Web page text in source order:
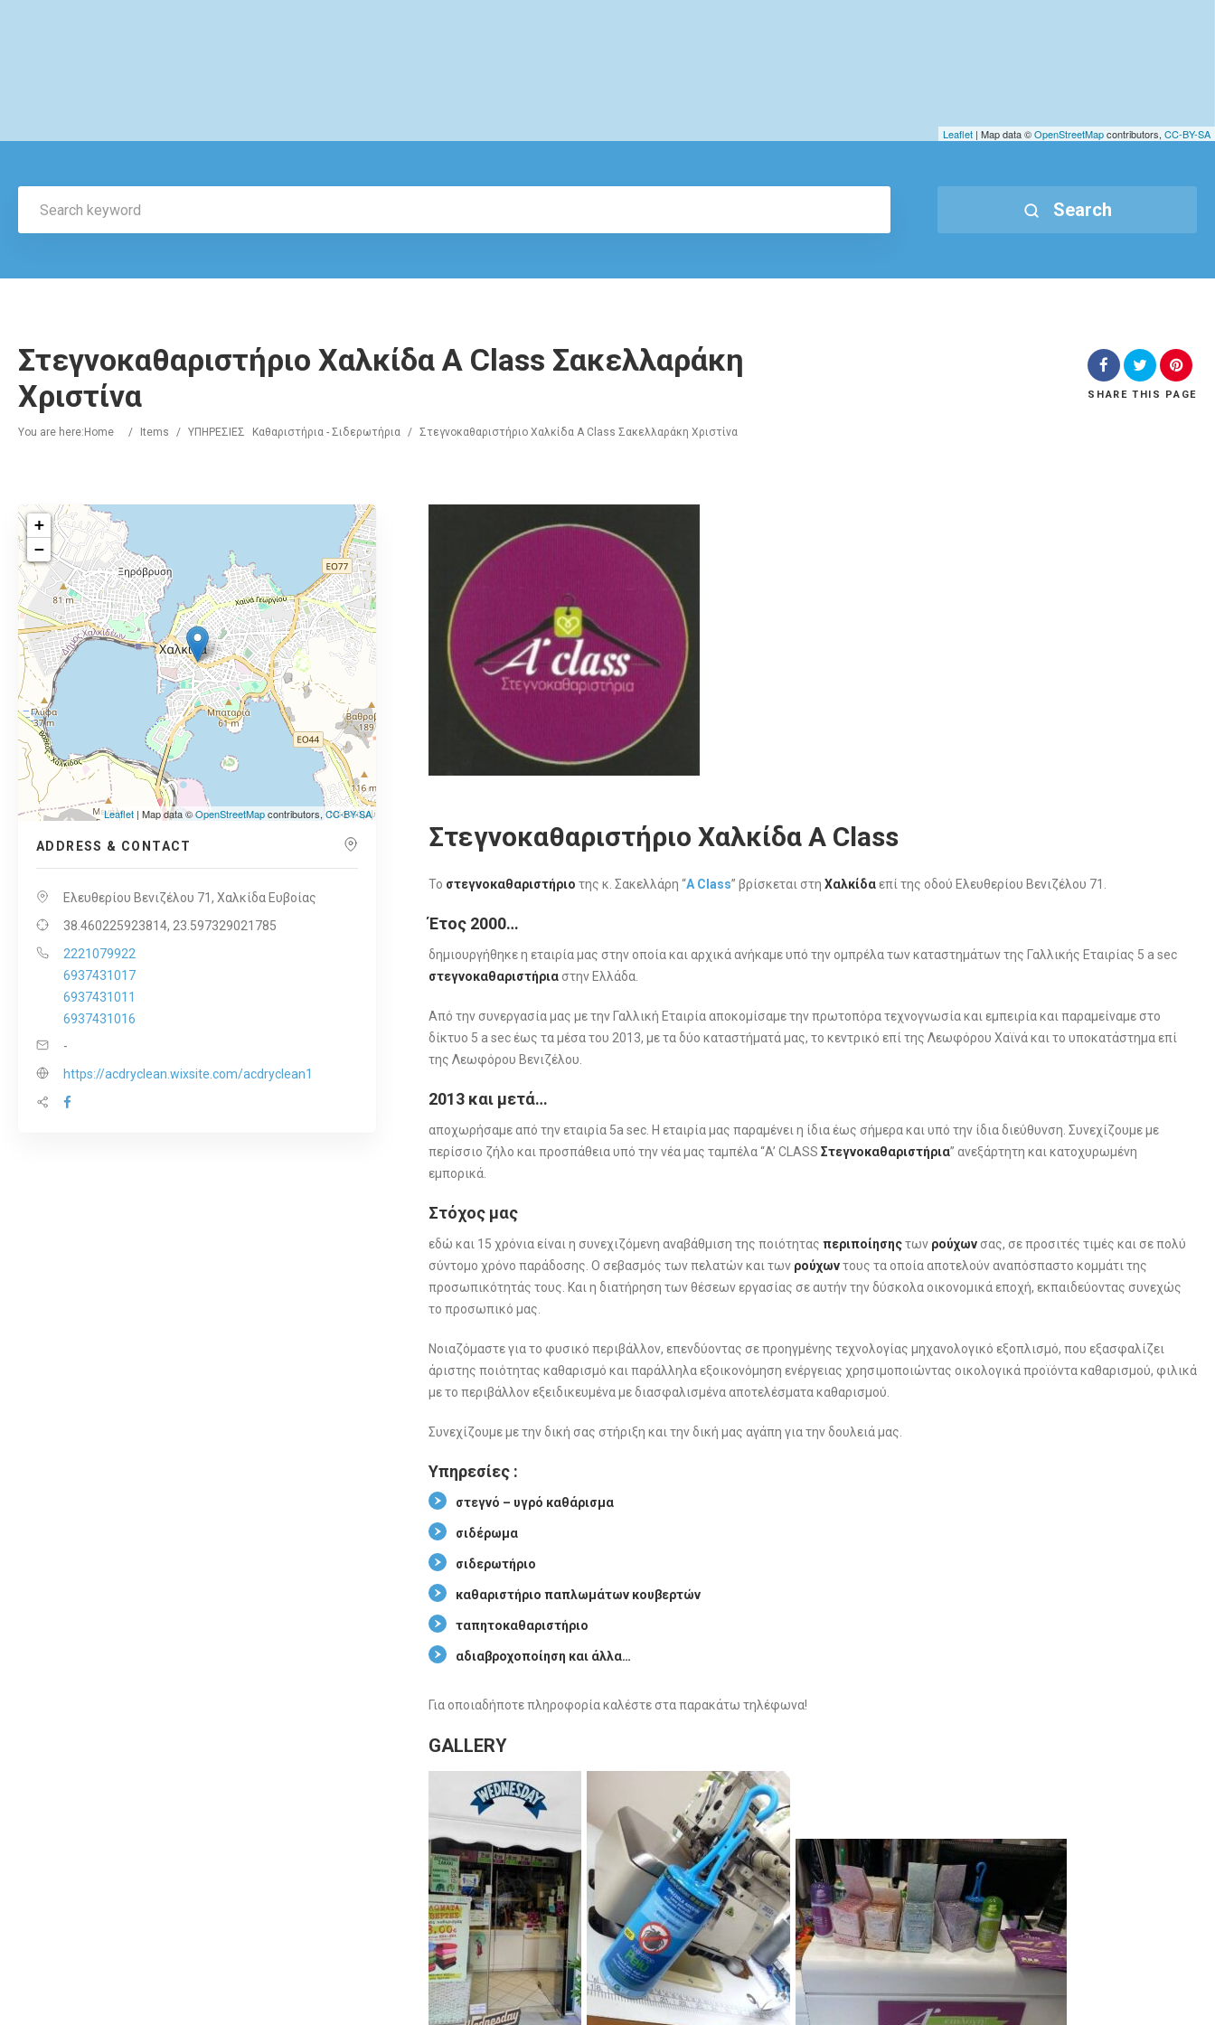
Leaflet | Map data ©OpenStreetMapcontributors, CC-BY-SA
Search
Στεγνοκαθαριστήριο Χαλκίδα A Class Σακελλαράκη
Χριστίνα
You are here: Home / Items / ΥΠΗΡΕΣΙΕΣ Καθαριστήρια - Σιδερωτήρια / Στεγνοκαθαριστήριο Χαλκίδα A Class Σακελλαράκη Χριστίνα
SHARE THIS PAGE
+
−
Leaflet | Map data ©OpenStreetMapcontributors,CC-BY-SA
ADDRESS & CONTACT
Ελευθερίου Βενιζέλου 71, Χαλκίδα Ευβοίας
38.460225923814, 23.597329021785
2221079922
6937431017
6937431011
6937431016
-
https://acdryclean.wixsite.com/acdryclean1
Στεγνοκαθαριστήριο Χαλκίδα A Class
Το στεγνοκαθαριστήριο της κ. Σακελλάρη “A Class” βρίσκεται στη Χαλκίδαεπί της οδού Ελευθερίου Βενιζέλου 71.
Έτος 2000…
δημιουργήθηκε η εταιρία μας στην οποία και αρχικά ανήκαμε υπό την ομπρέλα των καταστημάτων της Γαλλικής Εταιρίας 5 a sec
στεγνοκαθαριστήρια στην Ελλάδα.
Από την συνεργασία μας με την Γαλλική Εταιρία αποκομίσαμε την πρωτοπόρα τεχνογνωσία και εμπειρία και παραμείναμε στο
δίκτυο 5 a sec έως τα μέσα του 2013, με τα δύο καταστήματά μας, το κεντρικό επί της Λεωφόρου Χαϊνά και το υποκατάστημα επί
της Λεωφόρου Βενιζέλου.
2013 και μετά…
αποχωρήσαμε από την εταιρία 5a sec. Η εταιρία μας παραμένει η ίδια έως σήμερα και υπό την ίδια διεύθυνση. Συνεχίζουμε με
περίσσιο ζήλο και προσπάθεια υπό την νέα μας ταμπέλα “A’ CLASS Στεγνοκαθαριστήρια” ανεξάρτητη και κατοχυρωμένη
εμπορικά.
Στόχος μας
εδώ και 15 χρόνια είναι η συνεχιζόμενη αναβάθμιση της ποιότητας περιποίησηςτων ρούχωνσας, σε προσιτές τιμές και σε πολύ
σύντομο χρόνο παράδοσης. Ο σεβασμός των πελατών και των ρούχωντους τα οποία αποτελούν αναπόσπαστο κομμάτι της
προσωπικότητάς τους. Και η διατήρηση των θέσεων εργασίας σε αυτήν την δύσκολα οικονομικά εποχή, εκπαιδεύοντας συνεχώς
το προσωπικό μας.
Νοιαζόμαστε για το φυσικό περιβάλλον, επενδύοντας σε προηγμένης τεχνολογίας μηχανολογικό εξοπλισμό, που εξασφαλίζει
άριστης ποιότητας καθαρισμό και παράλληλα εξοικονόμηση ενέργειας χρησιμοποιώντας οικολογικά προϊόντα καθαρισμού, φιλικά
με το περιβάλλον εξειδικευμένα με διασφαλισμένα αποτελέσματα καθαρισμού.
Συνεχίζουμε με την δική σας στήριξη και την δική μας αγάπη για την δουλειά μας.
Υπηρεσίες :
στεγνό – υγρό καθάρισμα
σιδέρωμα
σιδερωτήριο
καθαριστήριο παπλωμάτων κουβερτών
ταπητοκαθαριστήριο
αδιαβροχοποίηση και άλλα…
Για οποιαδήποτε πληροφορία καλέστε στα παρακάτω τηλέφωνα!
GALLERY